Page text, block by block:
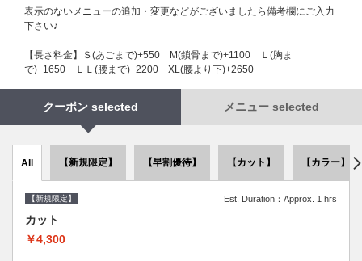
表示のないメニューの追加・変更などがございましたら備考欄にご入力
下さい♪
【長さ料金】Ｓ(あごまで)+550 М(鎖骨まで)+1100 Ｌ(胸ま
で)+1650 ＬＬ(腰まで)+2200 XL(腰より下)+2650
クーポン selected メニュー selected
All 【新規限定】 【早割優待】 【カット】 【カラー】
【新規限定】 Est. Duration：Approx. 1 hrs
カット
￥4,300